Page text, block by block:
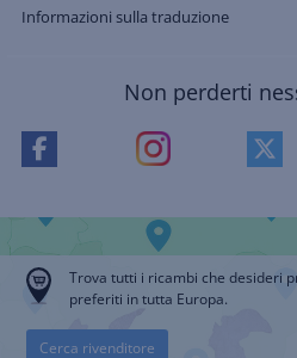
Informazioni sulla traduzione
Non perderti
Trova tutti i ricambi che desideri
preferiti in tutta Europa.
Cerca rivenditore